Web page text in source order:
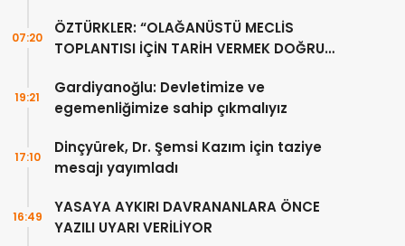
ÖZTÜRKLER: “OLAĞANÜSTÜ MECLİS
TOPLANTISI İÇİN TARİH VERMEK DOĞRU
07:20
Gardiyanoğlu: Devletimize ve
egemenliğimize sahip çıkmalıyız
19:21
Dinçyürek, Dr. Şemsi Kazım için taziye
mesajı yayımladı
17:10
YASAYA AYKIRI DAVRANANLARA ÖNCE
YAZILI UYARI VERİLİYOR
16:49